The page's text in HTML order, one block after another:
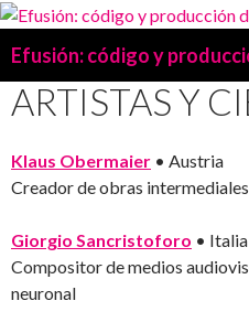
Efusión: código y
TO
CONTENT
ARTISTAS Y
Klaus Obermaier • Austria
Creador de obras
Giorgio Sancristoforo • Italia
Compositor de medios
neuronal